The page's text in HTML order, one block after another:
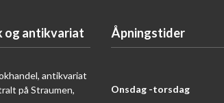
og antikvariat
antikvariat
på Straumen,
Åpningstider
Onsdag -torsdag